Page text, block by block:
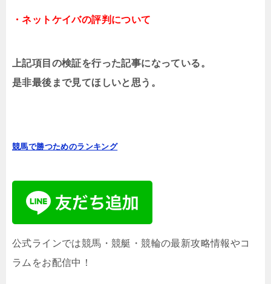
・ネットケイバの評判について
上記項目の検証を行った記事になっている。
是非最後まで見てほしいと思う。
競馬で勝つためのランキング
公式ラインでは競馬・競艇・競輪の最新攻略情報やコ
ラムをお配信中！